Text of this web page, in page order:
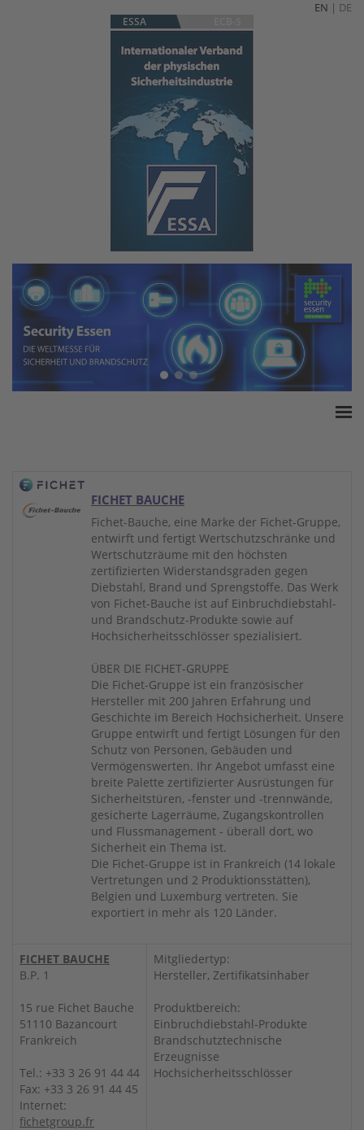
EN | DE
ESSA
White Paper
Produkte
Versicherungssummen
FICHET BAUCHE
Fichet-Bauche, eine Marke der Fichet-Gruppe,
entwirft und fertigt Wertschutzschränke und
Wertschutzräume mit den höchsten
zertifizierten Widerstandsgraden gegen
Diebstahl, Brand und Sprengstoffe. Das Werk
von Fichet-Bauche ist auf Einbruchdiebstahl-
und Brandschutz-Produkte sowie auf
Hochsicherheitsschlösser spezialisiert.
ÜBER DIE FICHET-GRUPPE
Die Fichet-Gruppe ist ein französischer
Hersteller mit 200 Jahren Erfahrung und
Geschichte im Bereich Hochsicherheit. Unsere
Gruppe entwirft und fertigt Lösungen für den
Schutz von Personen, Gebäuden und
Vermögenswerten. Ihr Angebot umfasst eine
breite Palette zertifizierter Ausrüstungen für
Sicherheitstüren, -fenster und -trennwände,
gesicherte Lagerräume, Zugangskontrollen
und Flussmanagement - überall dort, wo
Sicherheit ein Thema ist.
Die Fichet-Gruppe ist in Frankreich (14 lokale
Vertretungen und 2 Produktionsstätten),
Belgien und Luxemburg vertreten. Sie
exportiert in mehr als 120 Länder.
FICHET BAUCHE
B.P. 1
15 rue Fichet Bauche
51110 Bazancourt
Frankreich
Tel.: +33 3 26 91 44 44
Fax: +33 3 26 91 44 45
Internet:
fichetgroup.fr
Mitgliedertyp:
Hersteller, Zertifikatsinhaber
Produktbereich:
Einbruchdiebstahl-Produkte
Brandschutztechnische
Erzeugnisse
Hochsicherheitsschlösser